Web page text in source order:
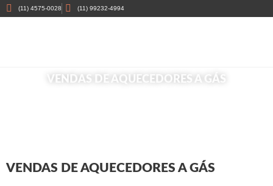
(11) 4575-0028 (11) 99232-4994
VENDAS DE AQUECEDORES A GÁS
VENDAS DE AQUECEDORES A GÁS